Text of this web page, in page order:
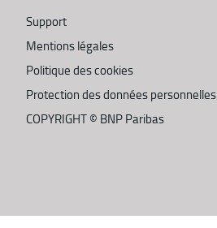
Support
Mentions légales
Politique des cookies
Protection des données personnelles
COPYRIGHT © BNP Paribas